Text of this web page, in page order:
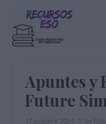
contenido
principal
barra
educación
Apuntes y
Future
17 octubre 2024 // by